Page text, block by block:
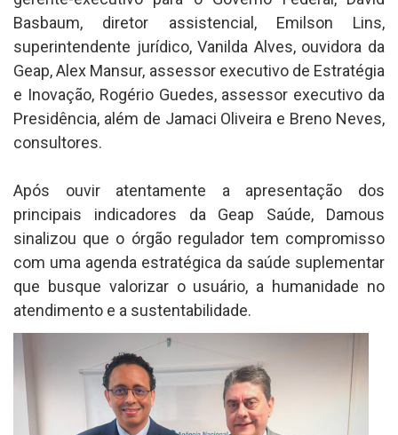
Basbaum, diretor assistencial, Emilson Lins,
superintendente jurídico, Vanilda Alves, ouvidora da
Geap, Alex Mansur, assessor executivo de Estratégia
e Inovação, Rogério Guedes, assessor executivo da
Presidência, além de Jamaci Oliveira e Breno Neves,
consultores.
Após ouvir atentamente a apresentação dos
principais indicadores da Geap Saúde, Damous
sinalizou que o órgão regulador tem compromisso
com uma agenda estratégica da saúde suplementar
que busque valorizar o usuário, a humanidade no
atendimento e a sustentabilidade.